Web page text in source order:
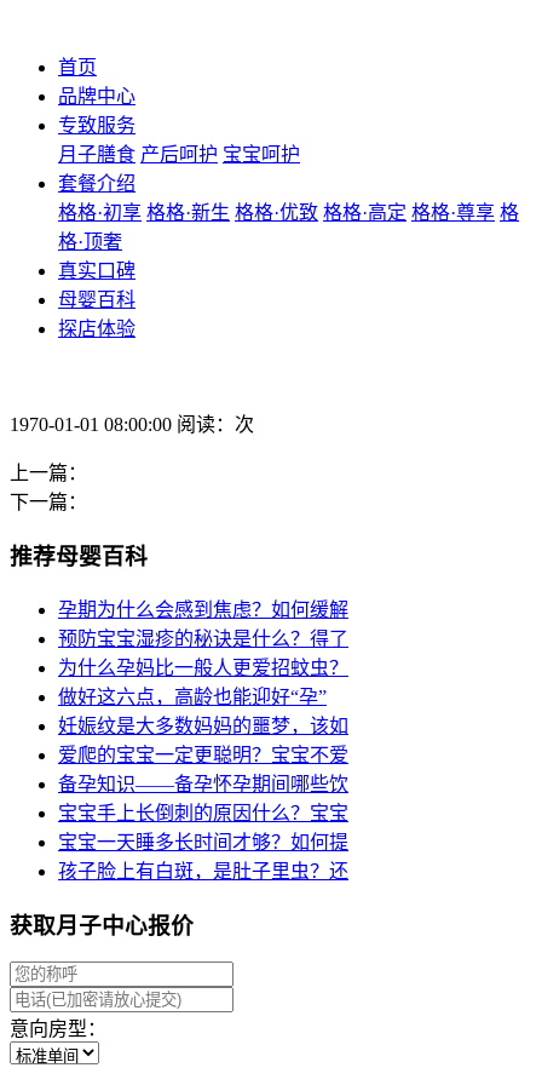
首页
品牌中心
专致服务
月子膳食 产后呵护 宝宝呵护
套餐介绍
格格·初享 格格·新生 格格·优致 格格·高定 格格·尊享 格
格·顶奢
真实口碑
母婴百科
探店体验
1970-01-01 08:00:00 阅读：次
上一篇：
下一篇：
推荐母婴百科
孕期为什么会感到焦虑？如何缓解
预防宝宝湿疹的秘诀是什么？得了
为什么孕妈比一般人更爱招蚊虫？
做好这六点，高龄也能迎好“孕”
妊娠纹是大多数妈妈的噩梦，该如
爱爬的宝宝一定更聪明？宝宝不爱
备孕知识——备孕怀孕期间哪些饮
宝宝手上长倒刺的原因什么？宝宝
宝宝一天睡多长时间才够？如何提
孩子脸上有白斑，是肚子里虫？还
获取月子中心报价
意向房型：